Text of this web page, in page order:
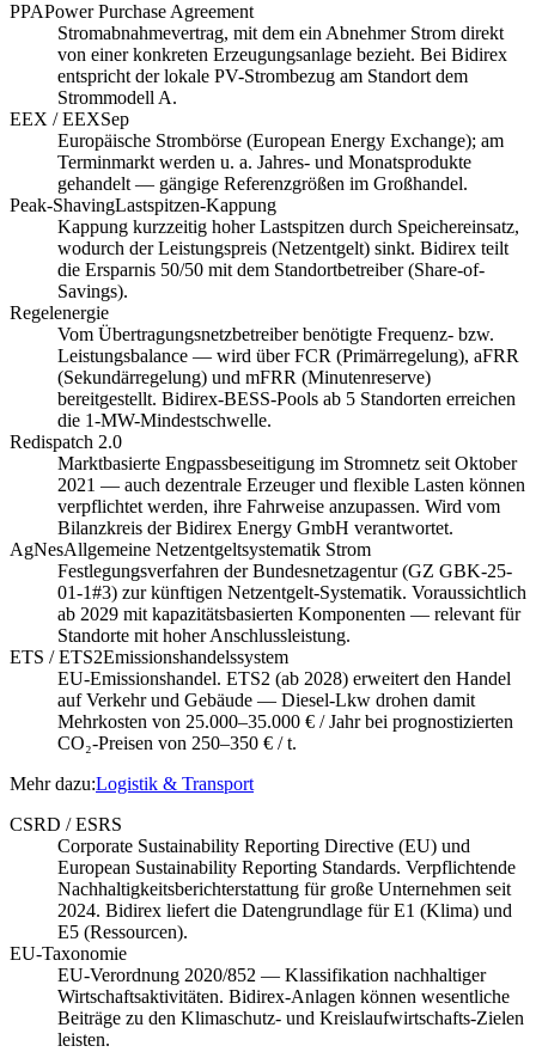
PPAPower Purchase Agreement
Stromabnahmevertrag, mit dem ein Abnehmer Strom direkt
von einer konkreten Erzeugungsanlage bezieht. Bei Bidirex
entspricht der lokale PV-Strombezug am Standort dem
Strommodell A.
EEX / EEXSep
Europäische Strombörse (European Energy Exchange); am
Terminmarkt werden u. a. Jahres- und Monatsprodukte
gehandelt — gängige Referenzgrößen im Großhandel.
Peak-ShavingLastspitzen-Kappung
Kappung kurzzeitig hoher Lastspitzen durch Speichereinsatz,
wodurch der Leistungspreis (Netzentgelt) sinkt. Bidirex teilt
die Ersparnis 50/50 mit dem Standortbetreiber (Share-of-
Savings).
Regelenergie
Vom Übertragungsnetzbetreiber benötigte Frequenz- bzw.
Leistungsbalance — wird über FCR (Primärregelung), aFRR
(Sekundärregelung) und mFRR (Minutenreserve)
bereitgestellt. Bidirex-BESS-Pools ab 5 Standorten erreichen
die 1-MW-Mindestschwelle.
Redispatch 2.0
Marktbasierte Engpassbeseitigung im Stromnetz seit Oktober
2021 — auch dezentrale Erzeuger und flexible Lasten können
verpflichtet werden, ihre Fahrweise anzupassen. Wird vom
Bilanzkreis der Bidirex Energy GmbH verantwortet.
AgNesAllgemeine Netzentgeltsystematik Strom
Festlegungsverfahren der Bundesnetzagentur (GZ GBK-25-
01-1#3) zur künftigen Netzentgelt-Systematik. Voraussichtlich
ab 2029 mit kapazitätsbasierten Komponenten — relevant für
Standorte mit hoher Anschlussleistung.
ETS / ETS2Emissionshandelssystem
EU-Emissionshandel. ETS2 (ab 2028) erweitert den Handel
auf Verkehr und Gebäude — Diesel-Lkw drohen damit
Mehrkosten von 25.000–35.000 € / Jahr bei prognostizierten
CO₂-Preisen von 250–350 € / t.
Mehr dazu:Logistik & Transport
CSRD / ESRS
Corporate Sustainability Reporting Directive (EU) und
European Sustainability Reporting Standards. Verpflichtende
Nachhaltigkeitsberichterstattung für große Unternehmen seit
2024. Bidirex liefert die Datengrundlage für E1 (Klima) und
E5 (Ressourcen).
EU-Taxonomie
EU-Verordnung 2020/852 — Klassifikation nachhaltiger
Wirtschaftsaktivitäten. Bidirex-Anlagen können wesentliche
Beiträge zu den Klimaschutz- und Kreislaufwirtschafts-Zielen
leisten.